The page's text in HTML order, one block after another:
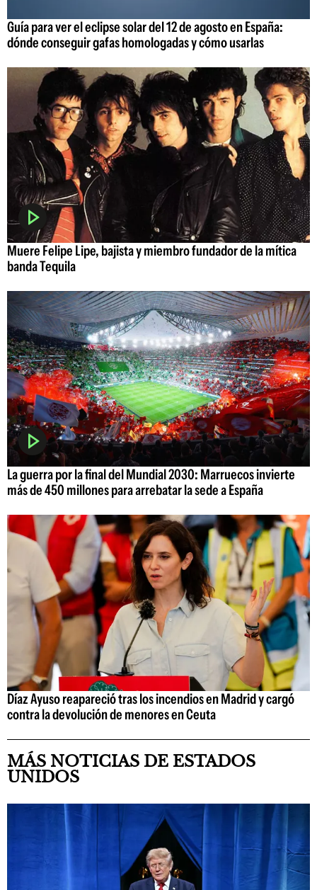
Guía para ver el eclipse solar del 12 de agosto en España:
dónde conseguir gafas homologadas y cómo usarlas
Muere Felipe Lipe, bajista y miembro fundador de la mítica
banda Tequila
La guerra por la final del Mundial 2030: Marruecos invierte
más de 450 millones para arrebatar la sede a España
Díaz Ayuso reapareció tras los incendios en Madrid y cargó
contra la devolución de menores en Ceuta
MÁS NOTICIAS DE ESTADOS
UNIDOS